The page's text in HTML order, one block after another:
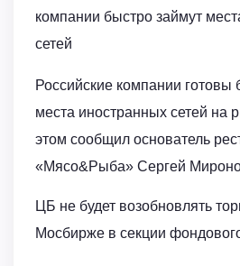
компании быстро займут
сетей
Российские компании готовы
места иностранных сетей на
этом сообщил основатель
«Мясо&Рыба» Сергей
ЦБ не будет возобновлять
Мосбирже в секции